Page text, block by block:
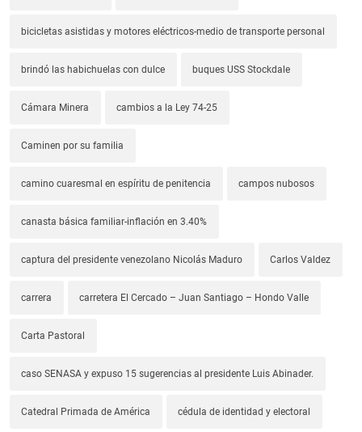
bicicletas asistidas y motores eléctricos-medio de transporte personal
brindó las habichuelas con dulce buques USS Stockdale
Cámara Minera cambios a la Ley 74-25
Caminen por su familia
camino cuaresmal en espíritu de penitencia campos nubosos
canasta básica familiar-inflación en 3.40%
captura del presidente venezolano Nicolás Maduro Carlos Valdez
carrera carretera El Cercado – Juan Santiago – Hondo Valle
Carta Pastoral
caso SENASA y expuso 15 sugerencias al presidente Luis Abinader.
Catedral Primada de América cédula de identidad y electoral